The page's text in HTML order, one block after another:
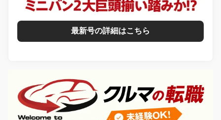
最新号の詳細はこちら